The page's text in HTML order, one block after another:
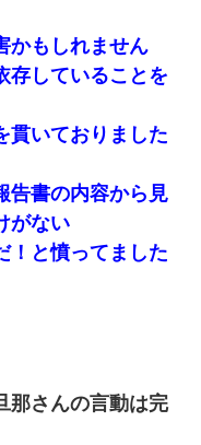
かもしれません
存していることを
貫いておりました
告書の内容から見
がない
！と憤ってました
那さんの言動は完